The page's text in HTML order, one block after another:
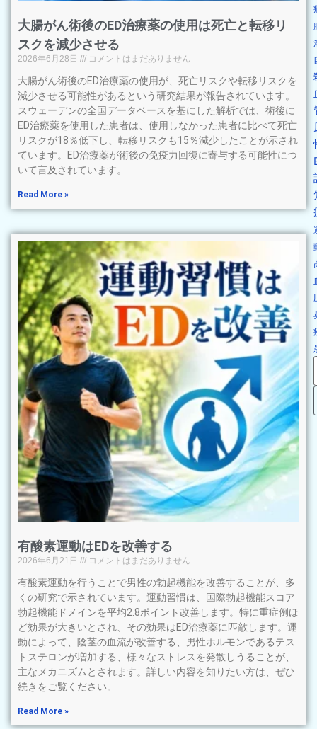
大腸がん術後のED治療薬の使用は死亡と転移リ
スクを減少させる
2026年6月28日 コメントはまだありません
大腸がん術後のED治療薬の使用が、死亡リスクや転移リスクを
減少させる可能性があるという研究結果が報告されています。
スウェーデンの全国データベースを基にした解析では、術後に
ED治療薬を使用した患者は、使用しなかった患者に比べて死亡
リスクが18％低下し、転移リスクも15％減少したことが示され
ています。ED治療薬が術後の免疫力回復に寄与する可能性につ
いて言及されています。
Read More »
有酸素運動はEDを改善する
2026年6月21日 コメントはまだありません
有酸素運動を行うことで男性の勃起機能を改善することが、多
くの研究で示されています。運動習慣は、国際勃起機能スコア
勃起機能ドメインを平均2.8ポイント改善します。特に重症例ほ
ど効果が大きいとされ、その効果はED治療薬に匹敵します。運
動によって、陰茎の血流が改善する、男性ホルモンであるテス
トステロンが増加する、様々なストレスを発散しうることが、
主なメカニズムとされます。詳しい内容を知りたい方は、ぜひ
続きをご覧ください。
Read More »